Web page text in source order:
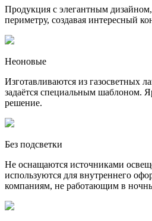
Продукция с элегантным дизайном,
периметру, создавая интересный
Неоновые
Изготавливаются из газосветных
задаётся специальным шаблоном.
решение.
Без подсветки
Не оснащаются источниками
используются для внутреннего
компаниям, не работающим в